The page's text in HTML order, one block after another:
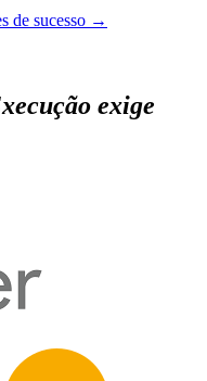
de sucesso →
exige